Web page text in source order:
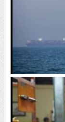
درباره